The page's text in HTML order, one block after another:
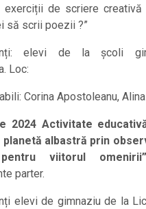
exerciții de scriere
să scrii poezii ?”
elevi de la școli
Loc:
Corina Apostoleanu,
2024 Activitate
planetă albastră prin
viitorul
parter.
elevi de gimnaziu de la